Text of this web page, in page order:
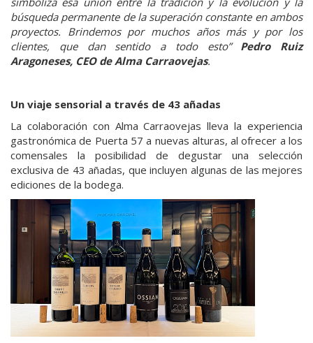
búsqueda permanente de la superación constante en ambos
proyectos. Brindemos por muchos años más y por los
clientes, que dan sentido a todo esto” Pedro Ruiz
Aragoneses, CEO de Alma Carraovejas.
Un viaje sensorial a través de 43 añadas
La colaboración con Alma Carraovejas lleva la experiencia
gastronómica de Puerta 57 a nuevas alturas, al ofrecer a los
comensales la posibilidad de degustar una selección
exclusiva de 43 añadas, que incluyen algunas de las mejores
ediciones de la bodega.